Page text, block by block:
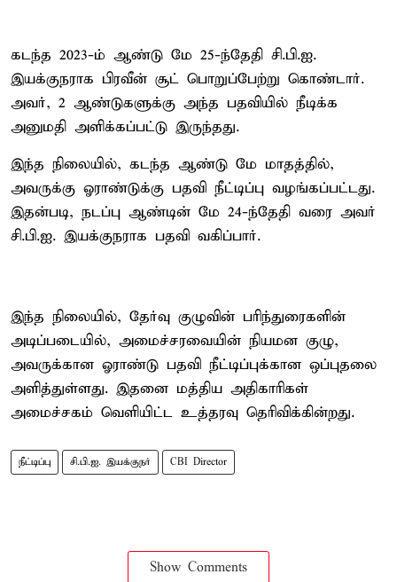
கடந்த 2023-ம் ஆண்டு மே 25-ந்தேதி சி.பி.ஐ.
இயக்குநராக பிரவீன் சூட் பொறுப்பேற்று கொண்டார்.
அவர், 2 ஆண்டுகளுக்கு அந்த பதவியில் நீடிக்க
அனுமதி அளிக்கப்பட்டு இருந்தது.
இந்த நிலையில், கடந்த ஆண்டு மே மாதத்தில்,
அவருக்கு ஓராண்டுக்கு பதவி நீட்டிப்பு வழங்கப்பட்டது.
இதன்படி, நடப்பு ஆண்டின் மே 24-ந்தேதி வரை அவர்
சி.பி.ஐ. இயக்குநராக பதவி வகிப்பார்.
இந்த நிலையில், தேர்வு குழுவின் பரிந்துரைகளின்
அடிப்படையில், அமைச்சரவையின் நியமன குழு,
அவருக்கான ஓராண்டு பதவி நீட்டிப்புக்கான ஒப்புதலை
அளித்துள்ளது. இதனை மத்திய அதிகாரிகள்
அமைச்சகம் வெளியிட்ட உத்தரவு தெரிவிக்கின்றது.
நீட்டிப்பு சி.பி.ஐ. இயக்குநர் CBI Director
Show Comments